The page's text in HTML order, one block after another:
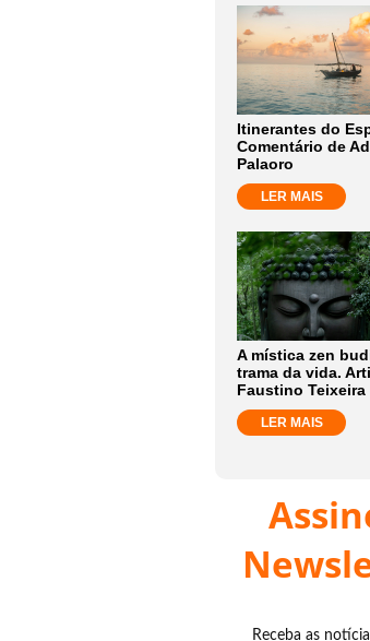
Itinerantes do
Comentário de
Palaoro
LER MAIS
A mística zen
trama da vida.
Faustino Teixeira
LER MAIS
Receba as